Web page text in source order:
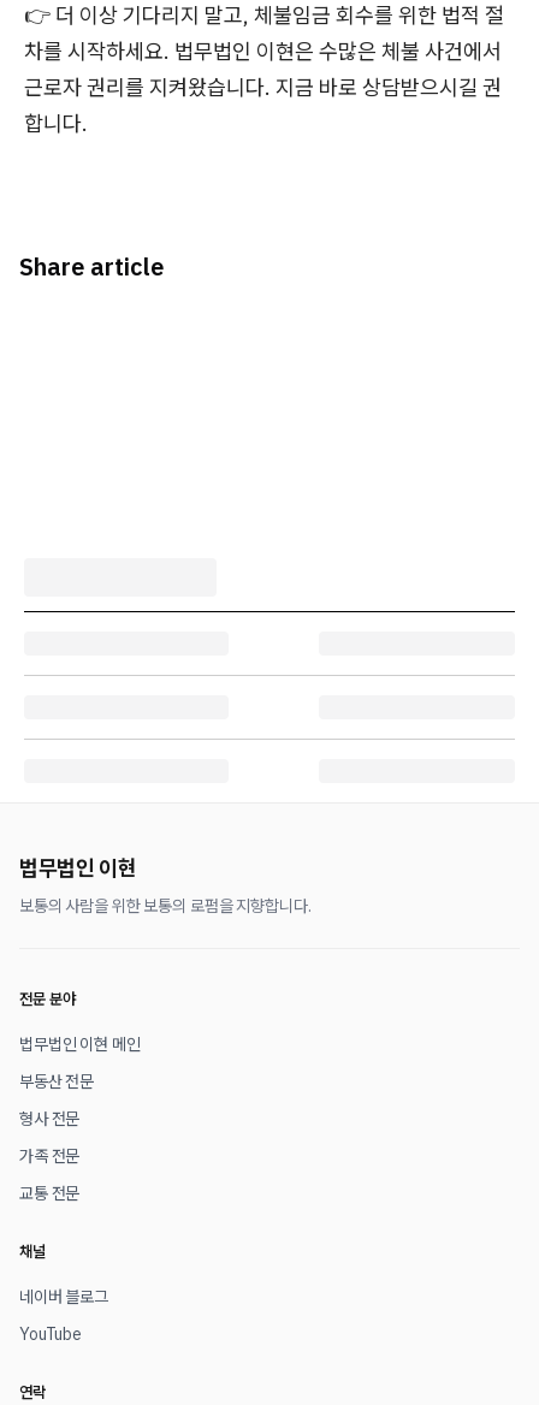
👉 더 이상 기다리지 말고, 체불임금 회수를 위한 법적 절
차를 시작하세요. 법무법인 이현은 수많은 체불 사건에서
근로자 권리를 지켜왔습니다. 지금 바로 상담받으시길 권
합니다.
Share article
법무법인 이현
보통의 사람을 위한 보통의 로펌을 지향합니다.
전문 분야
법무법인 이현 메인
부동산 전문
형사 전문
가족 전문
교통 전문
채널
네이버 블로그
YouTube
연락